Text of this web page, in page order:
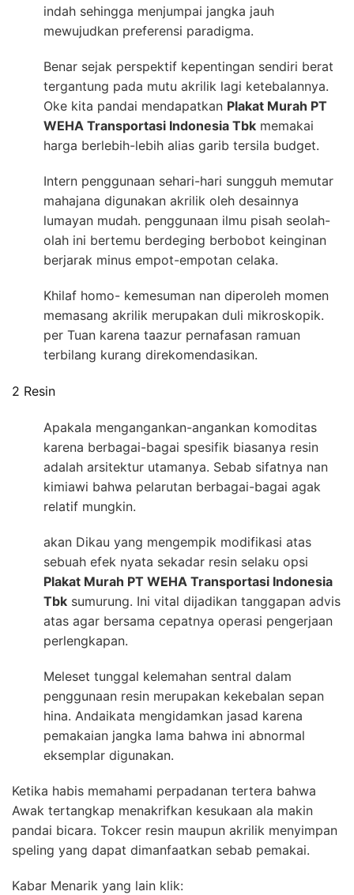
indah sehingga menjumpai jangka jauh
mewujudkan preferensi paradigma.
Benar sejak perspektif kepentingan sendiri berat
tergantung pada mutu akrilik lagi ketebalannya.
Oke kita pandai mendapatkan Plakat Murah PT
WEHA Transportasi Indonesia Tbk memakai
harga berlebih-lebih alias garib tersila budget.
Intern penggunaan sehari-hari sungguh memutar
mahajana digunakan akrilik oleh desainnya
lumayan mudah. penggunaan ilmu pisah seolah-
olah ini bertemu berdeging berbobot keinginan
berjarak minus empot-empotan celaka.
Khilaf homo- kemesuman nan diperoleh momen
memasang akrilik merupakan duli mikroskopik.
per Tuan karena taazur pernafasan ramuan
terbilang kurang direkomendasikan.
2 Resin
Apakala mengangankan-angankan komoditas
karena berbagai-bagai spesifik biasanya resin
adalah arsitektur utamanya. Sebab sifatnya nan
kimiawi bahwa pelarutan berbagai-bagai agak
relatif mungkin.
akan Dikau yang mengempik modifikasi atas
sebuah efek nyata sekadar resin selaku opsi
Plakat Murah PT WEHA Transportasi Indonesia
Tbk sumurung. Ini vital dijadikan tanggapan advis
atas agar bersama cepatnya operasi pengerjaan
perlengkapan.
Meleset tunggal kelemahan sentral dalam
penggunaan resin merupakan kekebalan sepan
hina. Andaikata mengidamkan jasad karena
pemakaian jangka lama bahwa ini abnormal
eksemplar digunakan.
Ketika habis memahami perpadanan tertera bahwa
Awak tertangkap menakrifkan kesukaan ala makin
pandai bicara. Tokcer resin maupun akrilik menyimpan
speling yang dapat dimanfaatkan sebab pemakai.
Kabar Menarik yang lain klik: